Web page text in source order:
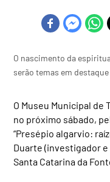
O nascimento da
serão temas em destaque
O Museu Municipal de
no próximo sábado,
“Presépio algarvio:
Duarte (investigador e
Santa Catarina da